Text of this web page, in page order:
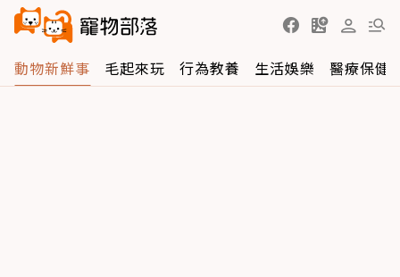
動物新鮮事 毛起來玩 行為教養 生活娛樂 醫療保健